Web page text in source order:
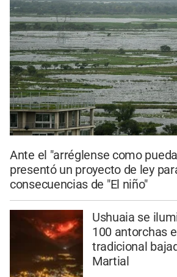
Ante el "arréglense como
presentó un proyecto de ley
consecuencias de "El niño"
Ushuaia se
100 antorchas
tradicional
Martial